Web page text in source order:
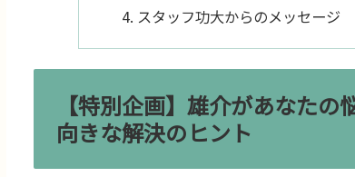
スタッフ功大からのメッセージ
【特別企画】雄介があなた
向きな解決のヒント